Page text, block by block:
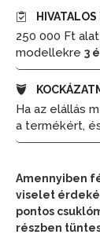
250 000 Ft
modellekre 3
Ha az elállás
a termékért,
Amennyiben
viselet
pontos
részben